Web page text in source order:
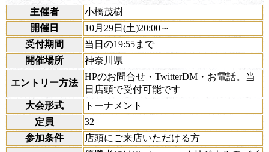
主催者
小橋茂樹
開催日
10月29日(土)20:00～
受付期間
当日の19:55まで
開催場所
神奈川県
エントリー方法
HPのお問合せ・TwitterDM・お電話。当
日店頭で受付可能です
大会形式
トーナメント
定員
32
参加条件
店頭にご来店いただける方